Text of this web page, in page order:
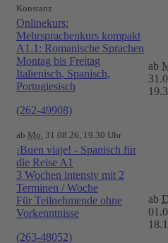
Konstanz
Onlinekurs:
Mehrsprachenkurs kompakt
A1.1: Romanische Sprachen
Montag bis Freitag
Italienisch, Spanisch,
Portugiesisch
(262-49908)
ab Mo. 31.08.26, 19.30 Uhr
ab
¡Buen viaje! - Spanisch für
die Reise A1
3 Wochen intensiv mit 2
Terminen / Woche
Für Teilnehmende ohne
Vorkenntnisse
(263-48052)
ab